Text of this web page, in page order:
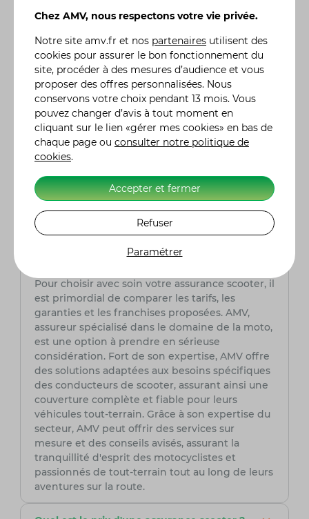
Les scooters pour débutants offrent une
leur légèreté, leur petite cylindrée et leur
facilité d'entretien. Ils sont également plus
économiques et idéaux pour les trajets
quotidiens en ville.
Est-il facile d’entretenir un scooter
débutant ?
Oui, les scooters pour débutants sont
généralement conçus pour être faciles à
entretenir. Les pièces sont souvent abordables
et accessibles, et de nombreux modèles sont
les conducteurs novices.
Pour choisir avec soin votre assurance scooter, il
est primordial de comparer les tarifs, les
garanties et les franchises proposées. AMV,
assureur spécialisé dans le domaine de la moto,
est une option à prendre en sérieuse
considération. Fort de son expertise, AMV offre
des solutions adaptées aux besoins spécifiques
des conducteurs de scooter, assurant ainsi une
couverture complète et fiable pour leurs
véhicules tout-terrain. Grâce à son expertise du
secteur, AMV peut offrir des services sur
mesure et des conseils avisés, assurant la
tranquillité d'esprit des motocyclistes et
passionnés de tout-terrain tout au long de leurs
aventures sur la route.
Chez AMV, nous respectons votre vie privée.
Notre site amv.fr et nos partenaires utilisent des
cookies pour assurer le bon fonctionnement du
site, procéder à des mesures d’audience et vous
proposer des offres personnalisées. Nous
conservons votre choix pendant 13 mois. Vous
pouvez changer d’avis à tout moment en
cliquant sur le lien «gérer mes cookies» en bas de
chaque page ou consulter notre politique de
cookies.
Accepter et fermer
Refuser
Paramétrer